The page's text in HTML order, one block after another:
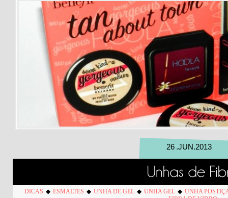
26 .JUN.2013
DICAS ◆ ESMALTES ◆ UNHA DE GEL ◆ UNHA GEL ◆ UNHA